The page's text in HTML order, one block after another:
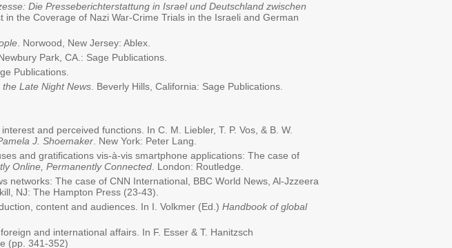
Die Presseberichterstattung in Israel und Deutschland zwischen
in the Coverage of Nazi War-Crime Trials in the Israeli and German
. Norwood, New Jersey: Ablex.
Newbury Park, CA.: Sage Publications.
Publications.
Late Night News . Beverly Hills, California: Sage Publications.
and perceived functions. In C. M. Liebler, T. P. Vos, & B. W.
J. Shoemaker . New York: Peter Lang.
and gratifications vis-à-vis smartphone applications: The case of
Online, Permanently Connected . London: Routledge.
networks: The case of CNN International, BBC World News, Al-Jzzeera
NJ: The Hampton Press (23-43).
content and audiences. In I. Volkmer (Ed.) Handbook of global
and international affairs. In F. Esser & T. Hanitzsch
(pp. 341-352)